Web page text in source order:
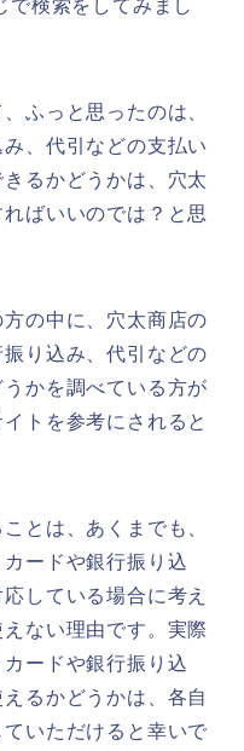
で検索をしてみまし
ふっと思ったのは、
、代引などの支払い
るかどうかは、穴太
ばいいのでは？と思
の中に、穴太商店の
り込み、代引などの
かを調べている方が
トを参考にされると
とは、あくまでも、
ードや銀行振り込
している場合に考え
ない理由です。実際
ードや銀行振り込
るかどうかは、各自
いただけると幸いで